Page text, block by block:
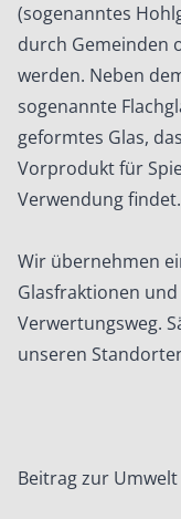
(sogenanntes
durch Gemeinden
werden. Neben
sogenannte
geformtes Glas,
Vorprodukt für
Verwendung findet.
Wir übernehmen
Glasfraktionen
Verwertungsweg.
unseren
Beitrag zur Umwelt